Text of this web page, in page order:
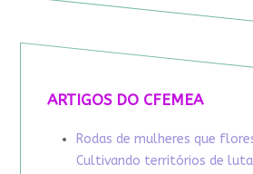
ARTIGOS DO CFEMEA
Rodas de mulheres que
Cultivando territórios de